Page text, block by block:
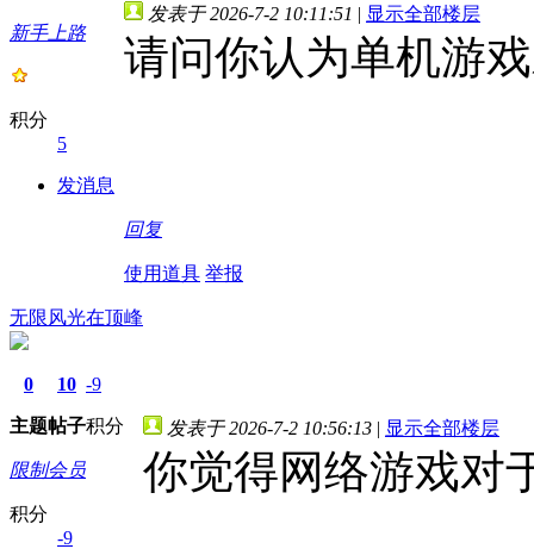
新手上路
积分
5
发消息
发表于 2026-7-2 10:11:51 | 显示全部楼层
请问你认为单机游
回复
使用道具 举报
无限风光在顶峰
0
主题
10
帖子
-9
积分
限制会员
积分
-9
发表于 2026-7-2 10:56:13 | 显示全部楼层
你觉得网络游戏对